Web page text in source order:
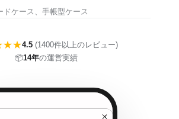
ドケース、手帳型ケース
4.5 (1400件以上のレビュー)
📦14年の運営実績